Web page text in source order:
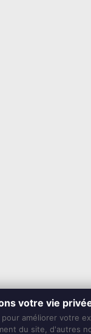
votre vie
améliorer votre
du site, d'autres